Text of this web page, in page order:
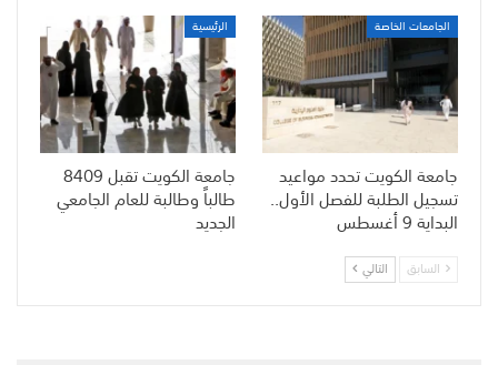
الجامعات الخاصة
جامعة الكويت تحدد مواعيد
تسجيل الطلبة للفصل الأول..
البداية 9 أغسطس
الرئيسية
جامعة الكويت تقبل 8409
طالباً وطالبة للعام الجامعي
الجديد
السابق التالي